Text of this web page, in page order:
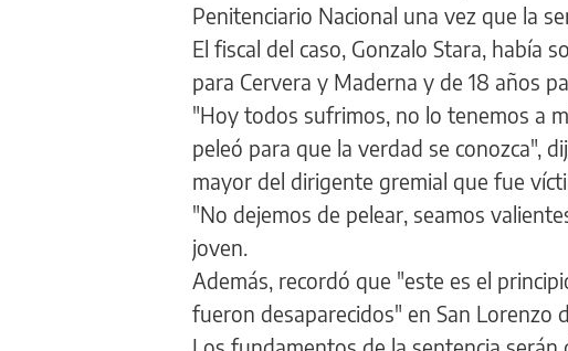
Penitenciario Nacional una vez que la
El fiscal del caso, Gonzalo Stara, había
para Cervera y Maderna y de 18 años
"Hoy todos sufrimos, no lo tenemos a
peleó para que la verdad se conozca",
mayor del dirigente gremial que fue
"No dejemos de pelear, seamos
joven.
Además, recordó que "este es el
fueron desaparecidos" en San Lorenzo